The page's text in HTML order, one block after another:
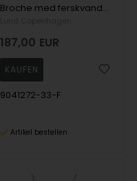
Broche med ferskvands perler 4-4,5mm forgyldt sølv
187,00 EUR
9041272-33-F
Artikel bestellen